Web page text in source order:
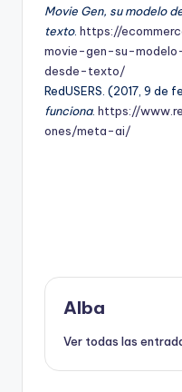
Movie Gen, su modelo
texto. https://
movie-gen-su-
desde-texto/
RedUSERS. (2017, 9 de
funciona. https://
ones/meta-ai/
Alba
Ver todas las